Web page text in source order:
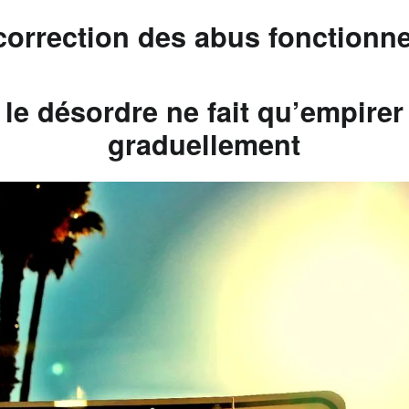
des abus
le désordre ne fait qu’empirer
graduellement